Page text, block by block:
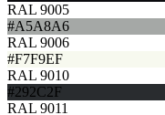
RAL 9005
#A5A8A6
RAL 9006
#F7F9EF
RAL 9010
#292C2F
RAL 9011